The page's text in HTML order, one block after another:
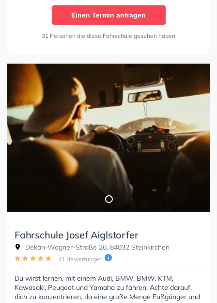
Einen Termin anfragen
31 Personen die diese Fahrschule gesehen haben
Fahrschule Josef Aiglstorfer
Dekan-Wagner-Straße 26, 84032 Steinkirchen
41 Bewertungen
Du wirst lernen, mit einem Audi, BMW, BMW, KTM,
Kawasaki, Peugeot und Yamaha zu fahren. Achte darauf,
dich zu konzentrieren, da eine große Menge Fußgänger und